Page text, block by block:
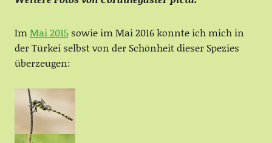
ImMai 2015sowie im Mai 2016 konnte ich mich in
der Türkei selbst von der Schönheit dieser Spezies
überzeugen: